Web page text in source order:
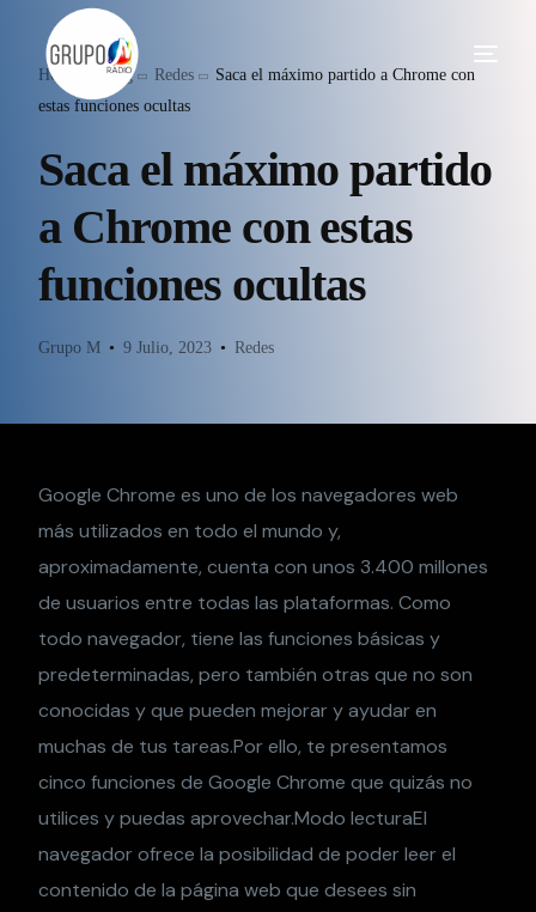
Home Blog Redes
Saca el máximo partido a Chrome con
estas funciones ocultas
Saca el máximo partido
a Chrome con estas
funciones ocultas
Grupo M 9 Julio, 2023 Redes
Google Chrome es uno de los navegadores web
más utilizados en todo el mundo y,
aproximadamente, cuenta con unos 3.400 millones
de usuarios entre todas las plataformas. Como
todo navegador, tiene las funciones básicas y
predeterminadas, pero también otras que no son
conocidas y que pueden mejorar y ayudar en
muchas de tus tareas.Por ello, te presentamos
cinco funciones de Google Chrome que quizás no
utilices y puedas aprovechar.Modo lecturaEl
navegador ofrece la posibilidad de poder leer el
contenido de la página web que desees sin